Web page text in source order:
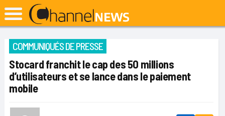
COMMUNIQUÉS DE PRESSE
Stocard franchit le cap des 50 millions
d’utilisateurs et se lance dans le paiement
mobile